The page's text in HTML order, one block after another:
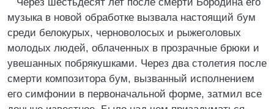
музыка в новой обработке вызвала настоящий бум
среди белокурых, черноволосых и рыжеголовых
молодых людей, облаченных в прозрачные брюки и
увешанных побрякушками. Через два столетия после
смерти композитора бум, вызванный исполнением
его симфонии в первоначальной форме, затмил все